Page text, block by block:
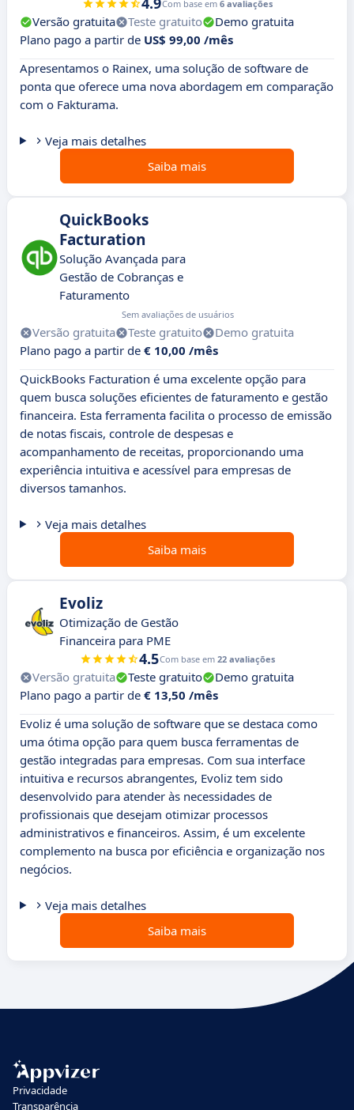
Com base em 6 avaliações
Versão gratuita Teste gratuito
Demo gratuita
Plano pago a partir de US$ 99,00 /mês
Apresentamos o Rainex, uma solução de software de
ponta que oferece uma nova abordagem em comparação
com o Fakturama.
Veja mais detalhes
Saiba mais
QuickBooks
Facturation
Solução Avançada para
Gestão de Cobranças e
Faturamento
Sem avaliações de usuários
Versão gratuita Teste gratuito
Demo gratuita
Plano pago a partir de € 10,00 /mês
QuickBooks Facturation é uma excelente opção para
quem busca soluções eficientes de faturamento e gestão
financeira. Esta ferramenta facilita o processo de emissão
de notas fiscais, controle de despesas e
acompanhamento de receitas, proporcionando uma
experiência intuitiva e acessível para empresas de
diversos tamanhos.
Veja mais detalhes
Saiba mais
Evoliz
Otimização de Gestão
Financeira para PME
4.5Com base em 22 avaliações
Versão gratuita Teste gratuito
Demo gratuita
Plano pago a partir de € 13,50 /mês
Evoliz é uma solução de software que se destaca como
uma ótima opção para quem busca ferramentas de
gestão integradas para empresas. Com sua interface
intuitiva e recursos abrangentes, Evoliz tem sido
desenvolvido para atender às necessidades de
profissionais que desejam otimizar processos
administrativos e financeiros. Assim, é um excelente
complemento na busca por eficiência e organização nos
negócios.
Veja mais detalhes
Saiba mais
Privacidade
Transparência